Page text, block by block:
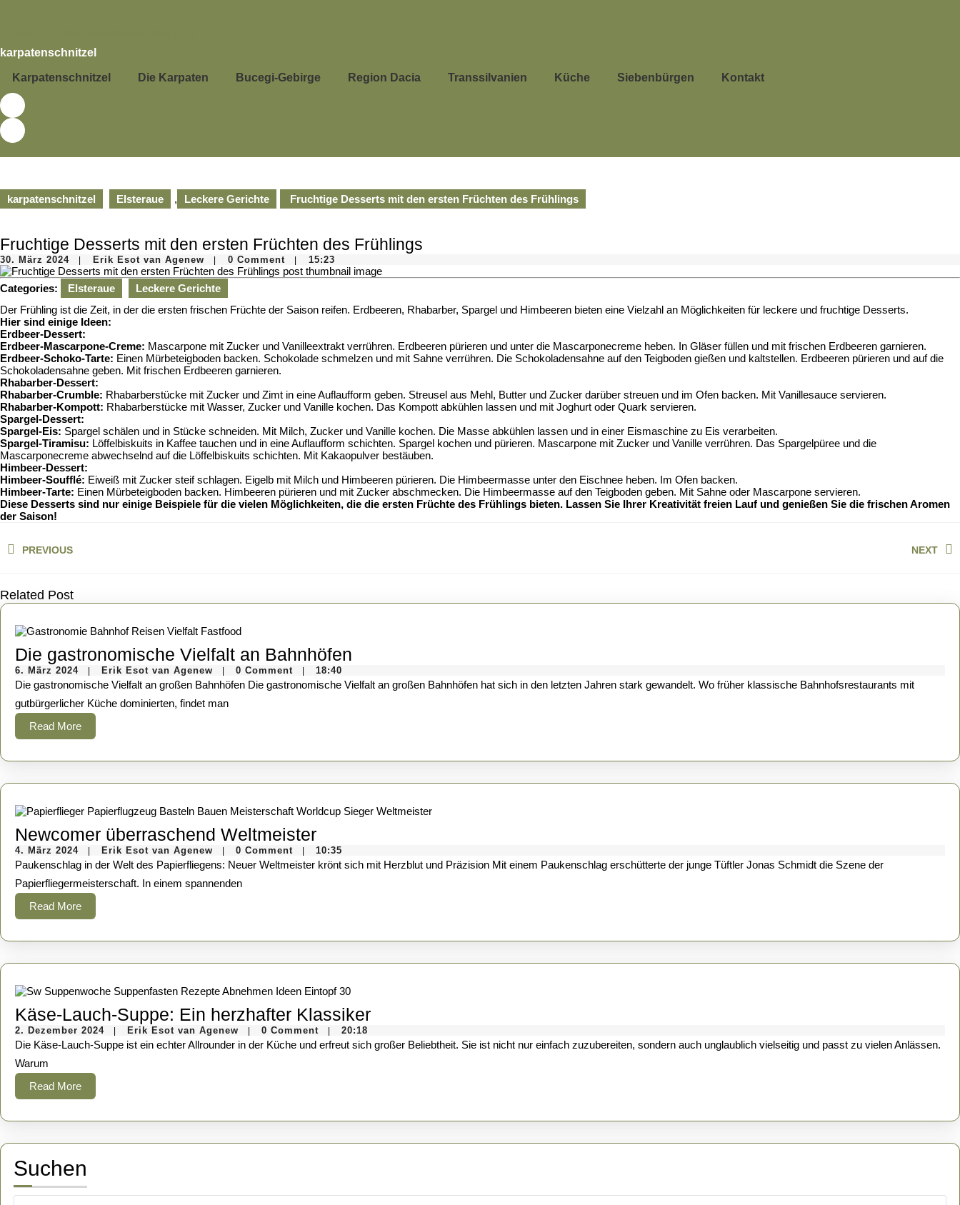
karpatenschnitzel
Karpatenschnitzel Die Karpaten Bucegi-Gebirge Region Dacia Transsilvanien Küche Siebenbürgen Kontakt
karpatenschnitzel Elsteraue , Leckere Gerichte Fruchtige Desserts mit den ersten Früchten des Frühlings
Fruchtige Desserts mit den ersten Früchten des Frühlings
30. März 202430.
März
2024
Erik Esot van AgenewErik
Esot
van
Agenew
0 Comment 15:23
Categories: Elsteraue
Leckere Gerichte
Der Frühling ist die Zeit, in der die ersten frischen Früchte der Saison reifen. Erdbeeren, Rhabarber, Spargel und Himbeeren bieten eine Vielzahl an Möglichkeiten für leckere und fruchtige Desserts.
Hier sind einige Ideen:
Erdbeer-Dessert:
Erdbeer-Mascarpone-Creme: Mascarpone mit Zucker und Vanilleextrakt verrühren. Erdbeeren pürieren und unter die Mascarponecreme heben. In Gläser füllen und mit frischen Erdbeeren garnieren.
Erdbeer-Schoko-Tarte: Einen Mürbeteigboden backen. Schokolade schmelzen und mit Sahne verrühren. Die Schokoladensahne auf den Teigboden gießen und kaltstellen. Erdbeeren pürieren und auf die
Schokoladensahne geben. Mit frischen Erdbeeren garnieren.
Rhabarber-Dessert:
Rhabarber-Crumble: Rhabarberstücke mit Zucker und Zimt in eine Auflaufform geben. Streusel aus Mehl, Butter und Zucker darüber streuen und im Ofen backen. Mit Vanillesauce servieren.
Rhabarber-Kompott: Rhabarberstücke mit Wasser, Zucker und Vanille kochen. Das Kompott abkühlen lassen und mit Joghurt oder Quark servieren.
Spargel-Dessert:
Spargel-Eis: Spargel schälen und in Stücke schneiden. Mit Milch, Zucker und Vanille kochen. Die Masse abkühlen lassen und in einer Eismaschine zu Eis verarbeiten.
Spargel-Tiramisu: Löffelbiskuits in Kaffee tauchen und in eine Auflaufform schichten. Spargel kochen und pürieren. Mascarpone mit Zucker und Vanille verrühren. Das Spargelpüree und die
Mascarponecreme abwechselnd auf die Löffelbiskuits schichten. Mit Kakaopulver bestäuben.
Himbeer-Dessert:
Himbeer-Soufflé: Eiweiß mit Zucker steif schlagen. Eigelb mit Milch und Himbeeren pürieren. Die Himbeermasse unter den Eischnee heben. Im Ofen backen.
Himbeer-Tarte: Einen Mürbeteigboden backen. Himbeeren pürieren und mit Zucker abschmecken. Die Himbeermasse auf den Teigboden geben. Mit Sahne oder Mascarpone servieren.
Diese Desserts sind nur einige Beispiele für die vielen Möglichkeiten, die die ersten Früchte des Frühlings bieten. Lassen Sie Ihrer Kreativität freien Lauf und genießen Sie die frischen Aromen
der Saison!
PREVIOUS
post:
NEXT
Related Post
Die gastronomische Vielfalt an Bahnhöfen
Vielfalt
6. März 20246.
März
2024
Erik Esot van Agenew Erik
Esot
van
Agenew
0 Comment 18:40
Die gastronomische Vielfalt an großen Bahnhöfen Die gastronomische Vielfalt an großen Bahnhöfen hat sich in den letzten Jahren stark gewandelt. Wo früher klassische Bahnhofsrestaurants mit
gutbürgerlicher Küche dominierten, findet man
Read MoreRead
More
Newcomer überraschend WeltmeisterNewcomer
überraschend
Weltmeister
4. März 20244.
März
2024
Erik Esot van Agenew Erik
Esot
van
Agenew
0 Comment 10:35
Paukenschlag in der Welt des Papierfliegens: Neuer Weltmeister krönt sich mit Herzblut und Präzision Mit einem Paukenschlag erschütterte der junge Tüftler Jonas Schmidt die Szene der
Papierfliegermeisterschaft. In einem spannenden
Read MoreRead
More
Käse-Lauch-Suppe: Ein herzhafter KlassikerKäse-
Suppe:
Klassiker
2. Dezember 20242.
Dezember
2024
Erik Esot van Agenew Erik
Esot
van
0 Comment 20:18
Die Käse-Lauch-Suppe ist ein echter Allrounder in der Küche und erfreut sich großer Beliebtheit. Sie ist nicht nur einfach zuzubereiten, sondern auch unglaublich vielseitig und passt zu vielen Anlässen.
Warum
Read MoreRead
More
Suchen